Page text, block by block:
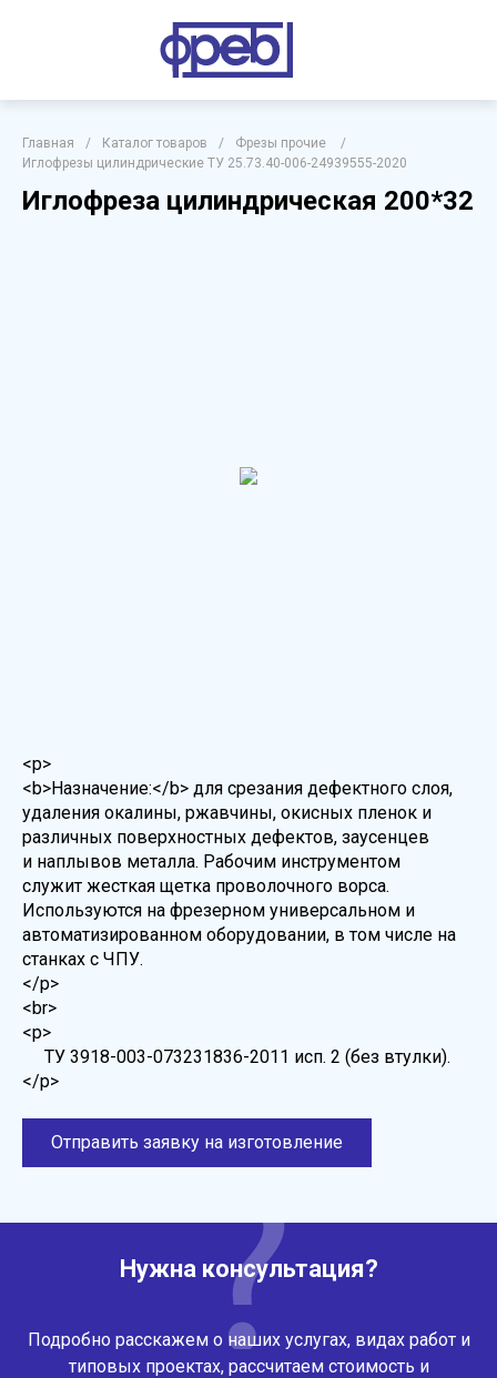
Главная / Каталог товаров / Фрезы прочие
/
Иглофрезы цилиндрические ТУ 25.73.40-006-24939555-2020
Иглофреза цилиндрическая 200*32
<p>
<b>Назначение:</b> для срезания дефектного слоя,
удаления окалины, ржавчины, окисных пленок и
различных поверхностных дефектов, заусенцев
и наплывов металла. Рабочим инструментом
служит жесткая щетка проволочного ворса.
Используются на фрезерном универсальном и
автоматизированном оборудовании, в том числе на
станках с ЧПУ.
</p>
<br>
<p>
ТУ 3918-003-073231836-2011 исп. 2 (без втулки).
</p>
Отправить заявку на изготовление
Нужна консультация?
Подробно расскажем о наших услугах, видах работ и
типовых проектах, рассчитаем стоимость и